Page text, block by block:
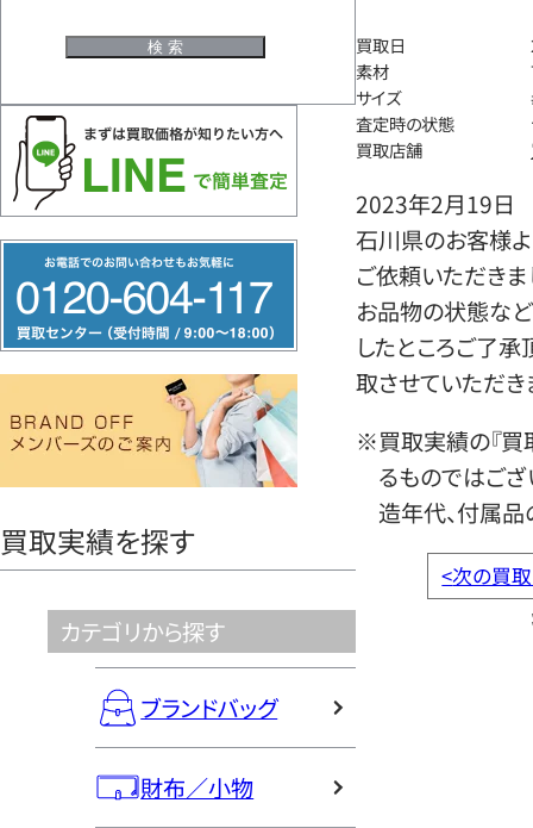
リ
ー
ヤ
買取実績を探す
カテゴリから探す
ブランドバッグ
財布／小物
買取日
素材
サイズ
査定時の状態
買取店舗
2023年2月19日
石川県のお客様よ
ご依頼いただきま
お品物の状態など
したところご了
取させていただき
※買取実績の『買
るものではござ
造年代、付属品
<次の買